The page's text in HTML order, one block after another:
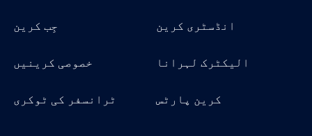
جِب کرین
انڈسٹری کرین
خصوصی کرینیں
الیکٹرک لہرانا
ٹرانسفر کی ٹوکری
کرین پارٹس